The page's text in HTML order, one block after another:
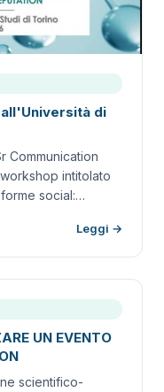
di
Communication
intitolato
social:…
Leggi →
UN EVENTO
scientifico-